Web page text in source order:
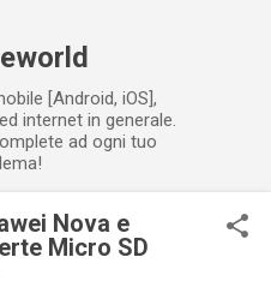
[Android, iOS],
internet in generale.
ad ogni tuo
Nova e
Micro SD